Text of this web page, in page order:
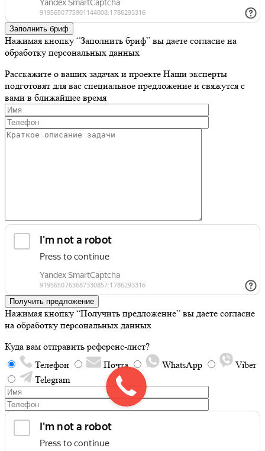
Заполнить бриф
Нажимая кнопку “Заполнить бриф” вы даете согласие на
обработку персональных данных
Расскажите о ваших задачах и проекте Наши эксперты
подготовят для вас специальное предложение и свяжутся с
вами в ближайшее время
Получить предложение
Нажимая кнопку “Получить предложение” вы даете согласие
на обработку персональных данных
Куда вам отправить референс-лист?
Телефон
Почта WhatsApp
Viber
Telegram